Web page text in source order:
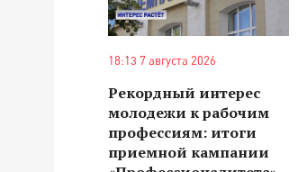
18:13 7 августа 2026
Рекордный интерес
молодежи к рабочим
профессиям: итоги
приемной кампании